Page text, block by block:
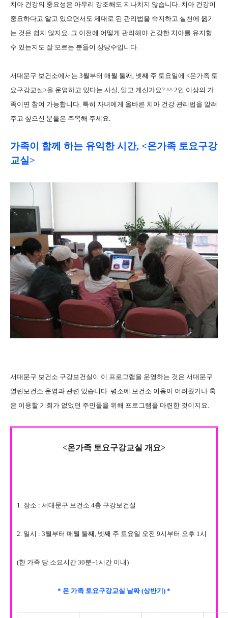
치아 건강의 중요성은 아무리 강조해도 지나치지 않습니다. 치아 건강이
중요하다고 알고 있으면서도 제대로 된 관리법을 숙지하고 실천에 옮기
는 것은 쉽지 않지요. 그 이전에 어떻게 관리해야 건강한 치아를 유지할
수 있는지도 잘 모르는 분들이 상당수입니다.
서대문구 보건소에서는 3월부터 매월 둘째, 넷째 주 토요일에 <온가족 토
요구강교실>을 운영하고 있다는 사실, 알고 계신가요? ^^ 2인 이상의 가
족이면 참여 가능합니다. 특히 자녀에게 올바른 치아 건강 관리법을 알려
주고 싶으신 분들은 주목해 주세요.
가족이 함께 하는 유익한 시간, <온가족 토요구강
교실>
서대문구 보건소 구강보건실이 이 프로그램을 운영하는 것은 서대문구
열린보건소 운영과 관련 있습니다. 평소에 보건소 이용이 어려웠거나 혹
은 이용할 기회가 없었던 주민들을 위해 프로그램을 마련한 것이지요.
<온가족 토요구강교실 개요>
1. 장소 : 서대문구 보건소 4층 구강보건실
2. 일시 : 3월부터 매월 둘째, 넷째 주 토요일 오전 9시부터 오후 1시
(한 가족 당 소요시간 30분~1시간 이내)
* 온 가족 토요구강교실 날짜 (상반기) *